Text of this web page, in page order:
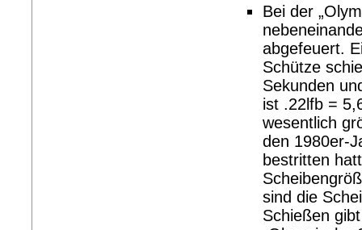
Bei der
abgefeuert.
Schütze
Sekunden
ist .22lfb =
wesentlich
den 1980er-
bestritten
sind die
Schießen